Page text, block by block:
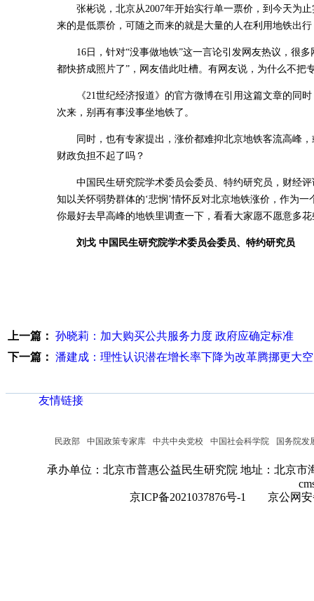
张彬说，北京从2007年开始实行单一票价，到今天为
来的是低票价，可随之而来的就是大量的人在利用地铁出
16日，针对“没事做地铁”这一言论引发网友热议，很
都快挤成照片了”，网友借此吐槽。有网友说，为什么不把
《21世纪经济报道》的官方微博在引用这篇文章的同
次来，别再有事没事坐地铁了。
同时，也有专家提出，涨价都难抑北京地铁客流高峰
财政负担不起了吗？
中国民生研究院学术委员会委员、特约研究员，财经
知以关怀弱势群体的‘悲悯’情怀反对北京地铁涨价，作为
你最好去早高峰的地铁里调查一下，看看大家愿不愿意多
刘戈 中国民生研究院学术委员会委员、特约研究员
上一篇： 孙晓莉：加大购买公共服务力度 政府应确定标准
下一篇： 潘建成：理性认识潜在增长率下降为改革腾挪更大
友情链接
民政部 中国政策专家库 中共中央党校 中国社会科学院 国务院发
承办单位：北京市普惠公益民生研究院 地址：北京市
京ICP备2021037876号-1
京公网安